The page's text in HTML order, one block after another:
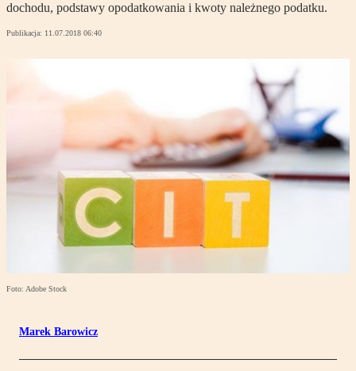
dochodu, podstawy opodatkowania i kwoty należnego podatku.
Publikacja: 11.07.2018 06:40
Foto: Adobe Stock
Marek Barowicz